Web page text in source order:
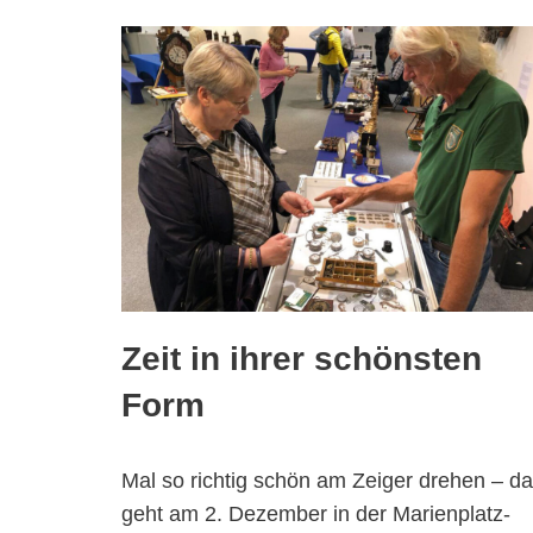
Zeit in ihrer schönsten
Form
Mal so richtig schön am Zeiger drehen –
geht am 2. Dezember in der Marienplatz-